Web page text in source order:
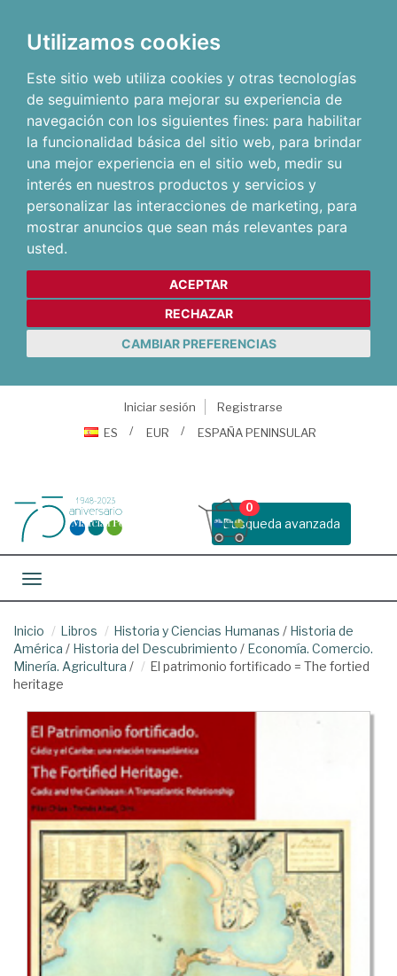
Utilizamos cookies
Este sitio web utiliza cookies y otras tecnologías
de seguimiento para mejorar su experiencia de
navegación con los siguientes fines: para habilitar
la funcionalidad básica del sitio web, para brindar
una mejor experiencia en el sitio web, medir su
interés en nuestros productos y servicios y
personalizar las interacciones de marketing, para
mostrar anuncios que sean más relevantes para
usted.
ACEPTAR
RECHAZAR
CAMBIAR PREFERENCIAS
Iniciar sesión
Registrarse
ES
EUR ESPAÑA PENINSULAR
Busqueda avanzada
0
Toggle navigation
Inicio Libros Historia y Ciencias Humanas / Historia de
América / Historia del Descubrimiento / Economía. Comercio.
Minería. Agricultura /
El patrimonio fortificado = The fortied
heritage